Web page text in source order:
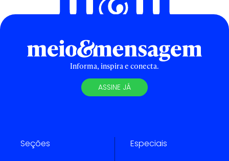
Informa, inspira e conecta.
ASSINE JÁ
Seções Especiais